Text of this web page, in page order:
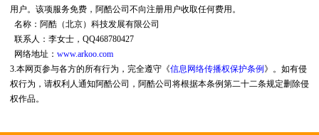
用户。该项服务免费，阿酷公司不向注册用户收取任何费用。
名称：阿酷（北京）科技发展有限公司
联系人：李女士，QQ468780427
网络地址： www.arkoo.com
3.本网页参与各方的所有行为，完全遵守《信息网络传播权保护条例》。如有侵
权行为，请权利人通知阿酷公司，阿酷公司将根据本条例第二十二条规定删除侵
权作品。